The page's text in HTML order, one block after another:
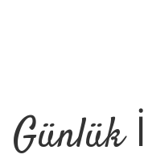
Günlük